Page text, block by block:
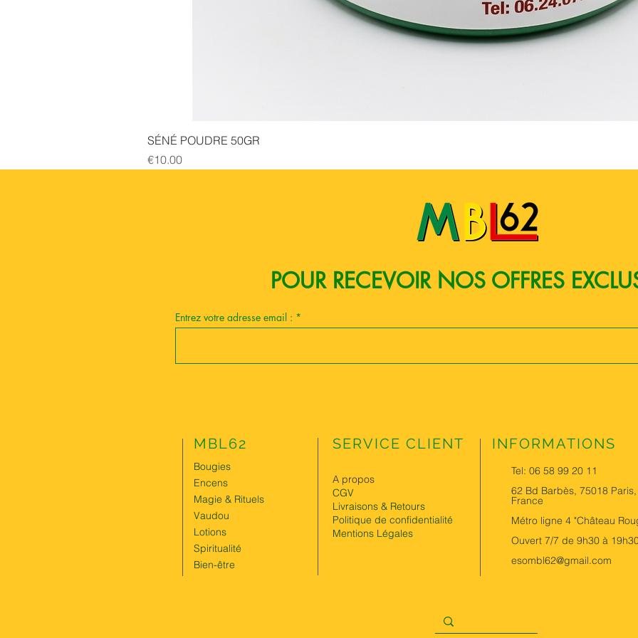
SÉNÉ POUDRE 50GR
Price
€10.00
POUR RECEVOIR NOS OFFRES
Entrez votre adresse email :
MBL62
Bougies
Encens
Magie & Rituels
Vaudou
Lotions
Spiritualité
Bien-être
SERVICE CLIENT
A propos
CGV
Livraisons & Retours
Politique de confidentialité
Mentions Légales
INFORMATIONS
Tel: 06 58 99 20 11
62 Bd Barbès, 75018 Paris,
France
Métro ligne 4 "Château
Ouvert 7/7 de 9h30 à
esombl62@gmail.com